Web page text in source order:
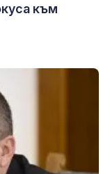
към